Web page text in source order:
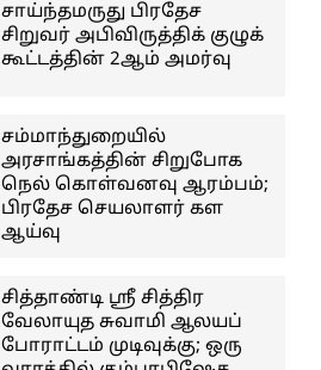
சாய்ந்தமருது பிரதேச
சிறுவர் அபிவிருத்திக் குழுக்
கூட்டத்தின் 2ஆம் அமர்வு
சம்மாந்துறையில்
அரசாங்கத்தின் சிறுபோக
நெல் கொள்வனவு ஆரம்பம்;
பிரதேச செயலாளர் கள
ஆய்வு
சித்தாண்டி ஸ்ரீ சித்திர
வேலாயுத சுவாமி ஆலயப்
போராட்டம் முடிவுக்கு; ஒரு